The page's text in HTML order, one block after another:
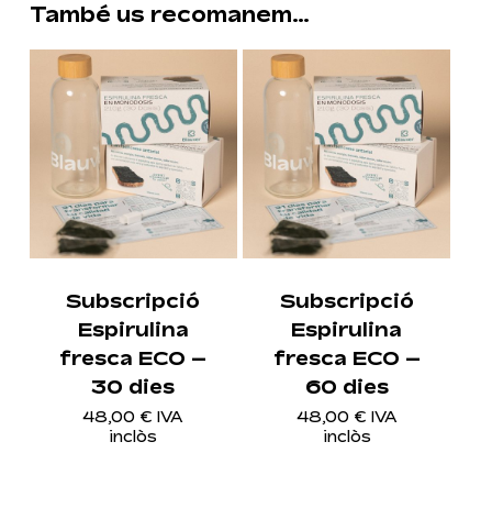
També us recomanem…
Subscripció
Espirulina
fresca ECO –
30 dies
48,00 € IVA
inclòs
Subscripció
Espirulina
fresca ECO –
60 dies
48,00 € IVA
inclòs